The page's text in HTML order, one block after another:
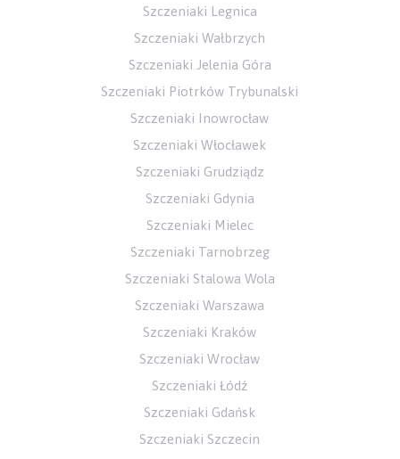
Szczeniaki Legnica
Szczeniaki Wałbrzych
Szczeniaki Jelenia Góra
Szczeniaki Piotrków Trybunalski
Szczeniaki Inowrocław
Szczeniaki Włocławek
Szczeniaki Grudziądz
Szczeniaki Gdynia
Szczeniaki Mielec
Szczeniaki Tarnobrzeg
Szczeniaki Stalowa Wola
Szczeniaki Warszawa
Szczeniaki Kraków
Szczeniaki Wrocław
Szczeniaki Łódź
Szczeniaki Gdańsk
Szczeniaki Szczecin